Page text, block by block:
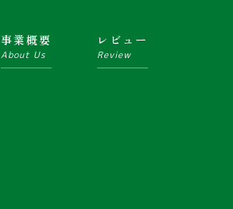
事業概要
About Us
レビュー
Review